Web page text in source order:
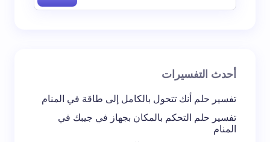
أحدث التفسيرات
تفسير حلم أنك تتحول بالكامل إلى طاقة في المنام
تفسير حلم التحكم بالمكان بجهاز في جيبك في
المنام